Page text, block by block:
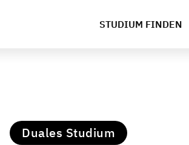
STUDIUM FINDEN
Duales Studium